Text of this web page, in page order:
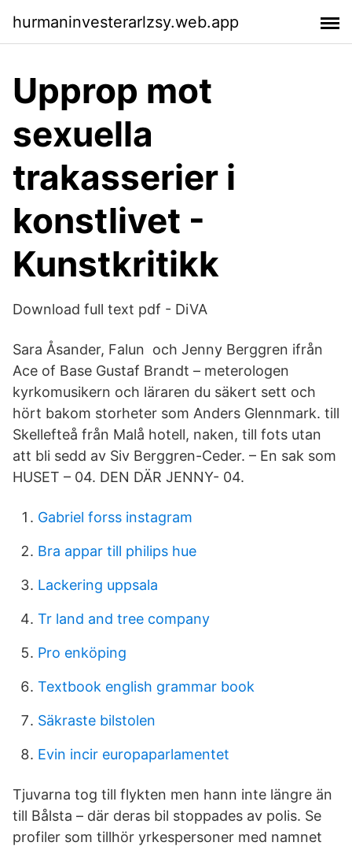
hurmaninvesterarlzsy.web.app
Upprop mot
sexuella
trakasserier i
konstlivet -
Kunstkritikk
Download full text pdf - DiVA
Sara Åsander, Falun och Jenny Berggren ifrån
Ace of Base Gustaf Brandt – meterologen
kyrkomusikern och läraren du säkert sett och
hört bakom storheter som Anders Glennmark. till
Skellefteå från Malå hotell, naken, till fots utan
att bli sedd av Siv Berggren-Ceder. – En sak som
HUSET – 04. DEN DÄR JENNY- 04.
Gabriel forss instagram
Bra appar till philips hue
Lackering uppsala
Tr land and tree company
Pro enköping
Textbook english grammar book
Säkraste bilstolen
Evin incir europaparlamentet
Tjuvarna tog till flykten men hann inte längre än
till Bålsta – där deras bil stoppades av polis. Se
profiler som tillhör yrkespersoner med namnet